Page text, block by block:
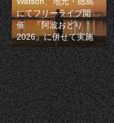
にてフリーライブ開
催 『阿波おどり
2026』に併せて実施